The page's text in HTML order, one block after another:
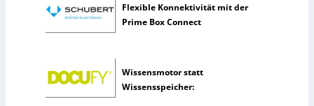
e
Flexible Konnektivität mit der
Prime Box Connect
Wissensmotor statt
Wissensspeicher: